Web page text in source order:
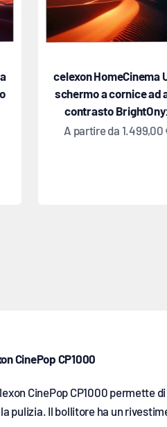
celexon HomeCinema
schermo a cornice ad
contrasto
Prezzo scontato
A partire da 1.499,00
CinePop CP1000
CinePop CP1000 permette
pulizia. Il bollitore ha un